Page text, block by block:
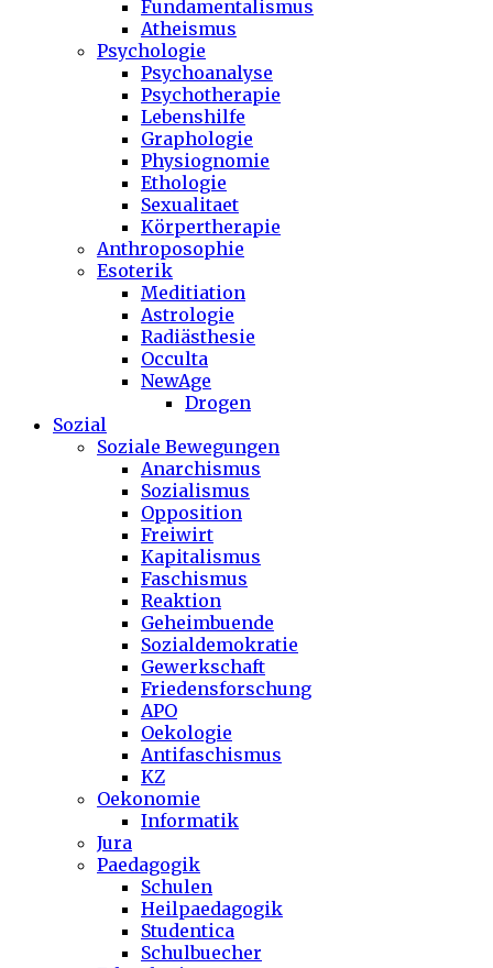
Fundamentalismus
Atheismus
Psychologie
Psychoanalyse
Psychotherapie
Lebenshilfe
Graphologie
Physiognomie
Ethologie
Sexualitaet
Körpertherapie
Anthroposophie
Esoterik
Meditiation
Astrologie
Radiästhesie
Occulta
NewAge
Drogen
Sozial
Soziale Bewegungen
Anarchismus
Sozialismus
Opposition
Freiwirt
Kapitalismus
Faschismus
Reaktion
Geheimbuende
Sozialdemokratie
Gewerkschaft
Friedensforschung
APO
Oekologie
Antifaschismus
KZ
Oekonomie
Informatik
Jura
Paedagogik
Schulen
Heilpaedagogik
Studentica
Schulbuecher